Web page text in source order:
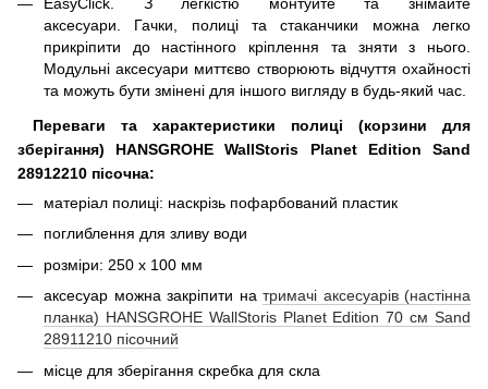
аксесуари. Гачки, полиці та стаканчики можна легко
прикріпити до настінного кріплення та зняти з нього.
Модульні аксесуари миттєво створюють відчуття охайності
та можуть бути змінені для іншого вигляду в будь-який час.
Переваги та характеристики полиці (корзини для
зберігання) HANSGROHE WallStoris Planet Edition Sand
28912210 пісочна:
матеріал полиці: наскрізь пофарбований пластик
поглиблення для зливу води
розміри: 250 х 100 мм
аксесуар можна закріпити на тримачі аксесуарів (настінна
планка) HANSGROHE WallStoris Planet Edition 70 см Sand
28911210 пісочний
місце для зберігання скребка для скла